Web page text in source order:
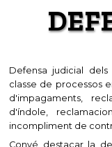
Defensa judicial
classe de processos
d'impagaments,
d'índole,
incompliment de
Convé destacar la